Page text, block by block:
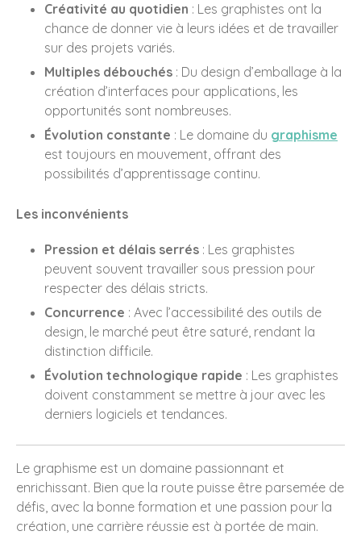
Design produit
Identité Visuelle
Illustration
Packaging
Packagings
Uncategorized
Vidéo Motion Design
FluxRSSdes articles
Créativité au quotidien : Les graphistes ont la
chance de donner vie à leurs idées et de travailler
sur des projets variés.
Multiples débouchés : Du design d’emballage à la
création d’interfaces pour applications, les
opportunités sont nombreuses.
Évolution constante : Le domaine du graphisme
est toujours en mouvement, offrant des
possibilités d’apprentissage continu.
Les inconvénients
Pression et délais serrés : Les graphistes
peuvent souvent travailler sous pression pour
respecter des délais stricts.
Concurrence : Avec l’accessibilité des outils de
design, le marché peut être saturé, rendant la
distinction difficile.
Évolution technologique rapide : Les graphistes
doivent constamment se mettre à jour avec les
derniers logiciels et tendances.
Le graphisme est un domaine passionnant et
enrichissant. Bien que la route puisse être parsemée de
défis, avec la bonne formation et une passion pour la
création, une carrière réussie est à portée de main.